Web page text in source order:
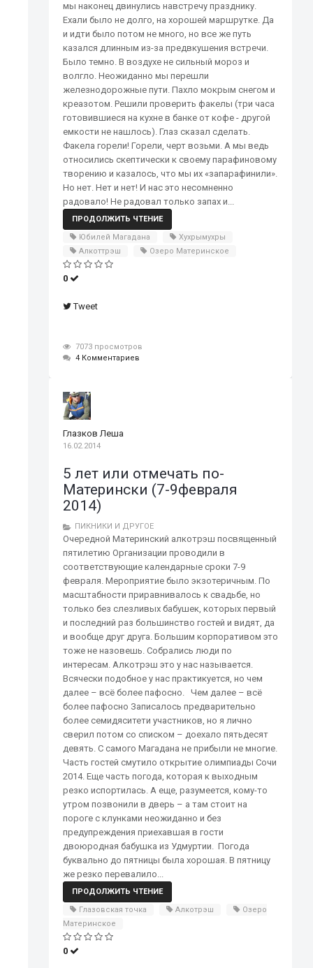
мы наконец двинулись навстречу празднику.
Ехали было не долго, на хорошей маршрутке. Да
и идти было потом не много, но все же путь
казался длинным из-за предвкушения встречи.
Было темно. В воздухе не сильный мороз и
волгло. Неожиданно мы перешли
железнодорожные пути. Пахло мокрым снегом и
креазотом. Решили проверить факелы (три часа
готовившиеся на кухне в банке от кофе - другой
емкости не нашлось). Глаз сказал сделать.
Факела горели! Горели, черт возьми. А мы ведь
относились скептически к своему парафиновому
творению и казалось, что мы их «запарафинили».
Но нет. Нет и нет! И нас это несомненно
радовало! Не радовал только запах и...
ПРОДОЛЖИТЬ ЧТЕНИЕ
Юбилей Магадана
Хухрымухры
Алкоттрэш
Озеро Материнское
0
Tweet
7073 просмотров
4 Комментариев
Глазков Леша
16.02.2014
5 лет или отмечать по-
Матерински (7-9февраля
2014)
ПИКНИКИ И ДРУГОЕ
Очередной Материнский алкотрэш посвященный
пятилетию Организации проводили в
соответствующие календарные сроки 7-9
февраля. Мероприятие было экзотеричным. По
масштабности приравнивалось к свадьбе, но
только без слезливых бабушек, которых первый
и последний раз большинство гостей и видят, да
и вообще друг друга. Большим корпоративом это
тоже не назовешь. Собрались люди по
интересам. Алкотрэш это у нас называется.
Всячески подобное у нас практикуется, но чем
далее – всё более пафосно. Чем далее – всё
более пафосно Записалось предварительно
более семидяситети участников, но я лично
сверил потом со списком – доехало пятьдесят
девять. С самого Магадана не прибыли не многие.
Часть гостей смутило открытие олимпиады Сочи
2014. Еще часть погода, которая к выходным
резко испортилась. А еще, разумеется, кому-то
утром позвонили в дверь – а там стоит на
пороге с клунками неожиданно и без
предупреждения приехавшая в гости
двоюродная бабушка из Удмуртии. Погода
буквально до пятницы была хорошая. В пятницу
же резко перевалило...
ПРОДОЛЖИТЬ ЧТЕНИЕ
Глазовская точка
Алкотрэш
Озеро
Материнское
0